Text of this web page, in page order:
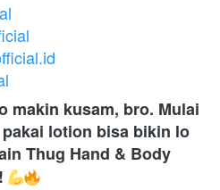
makin kusam, bro. Mulai
lotion bisa bikin lo
Thug Hand & Body